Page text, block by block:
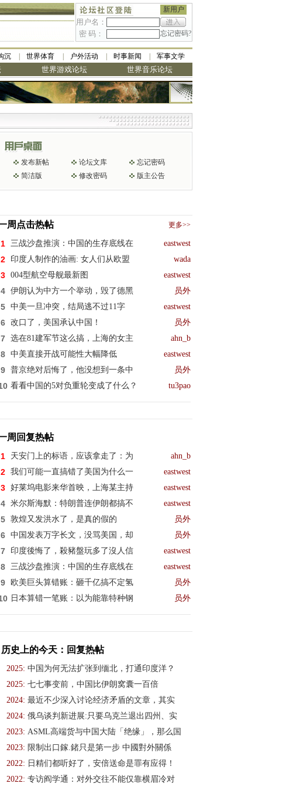
新用户
用户名：
密 码：
忘记密码?
沉 世界体育 户外活动 时事新闻 军事文学
世界游戏论坛 世界音乐论坛
发布新帖 论坛文库
忘记密码
简洁版
修改密码 版主公告
周点击热帖 更多>>
1 三战沙盘推演：中国的生存底线在 eastwest
2 印度人制作的油画: 女人们从欧盟 wada
3 004型航空母舰最新图 eastwest
4 伊朗认为中方一个举动，毁了德黑 员外
5 中美一旦冲突，结局逃不过11字 eastwest
6 改口了，美国承认中国！ 员外
7 选在81建军节这么搞，上海的女主 ahn_b
8 中美直接开战可能性大幅降低 eastwest
9 普京绝对后悔了，他没想到一条中 员外
看看中国的5对负重轮变成了什么？ tu3pao
周回复热帖
1 天安门上的标语，应该拿走了：为 ahn_b
2 我们可能一直搞错了美国为什么一 eastwest
3 好莱坞电影来华首映，上海某主持 eastwest
4 米尔斯海默：特朗普连伊朗都搞不 eastwest
5 敦煌又发洪水了，是真的假的 员外
6 中国发表万字长文，没骂美国，却 员外
7 印度後悔了，殺豬盤玩多了沒人信 eastwest
8 三战沙盘推演：中国的生存底线在 eastwest
9 欧美巨头算错账：砸千亿搞不定氢 员外
日本算错一笔账：以为能靠特种钢 员外
历史上的今天：回复热帖
2025: 中国为何无法扩张到缅北，打通印度洋？
2025: 七七事变前，中国比伊朗窝囊一百倍
2024: 最近不少深入讨论经济矛盾的文章，其实
2024: 俄乌谈判新进展:只要乌克兰退出四州、实
2023: ASML高端货与中国大陆「绝缘」，那么国
2023: 限制出口鎵.鍺只是第一步 中國對外關係
2022: 日精们都听好了，安倍送命是罪有应得！
2022: 专访阎学通：对外交往不能仅靠横眉冷对